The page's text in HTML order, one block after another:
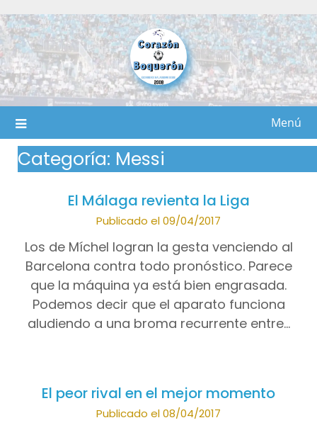
al
contenido
Menú
Categoría: Messi
El Málaga revienta la Liga
Publicado el 09/04/2017
Los de Míchel logran la gesta venciendo al
Barcelona contra todo pronóstico. Parece
que la máquina ya está bien engrasada.
Podemos decir que el aparato funciona
aludiendo a una broma recurrente entre…
El peor rival en el mejor momento
Publicado el 08/04/2017